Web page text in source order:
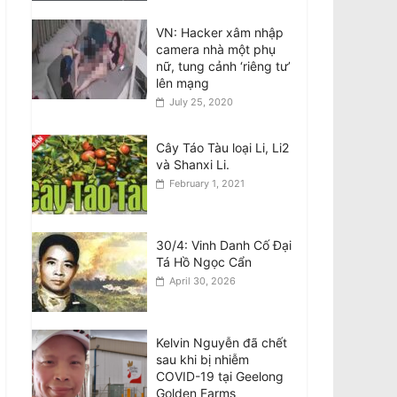
Bài Phản Biện Về Thông
Báo ngày 7/8 của Ô.
Nguyễn Quang Duy:
Sự Nguyện Biện Và
Hành Vi Vu Khống Hàm
August 8, 2026
Tân BCH CĐNVTD-VIC:
VN: Hacker xâm nhập
camera nhà một phụ
nữ, tung cảnh ‘riêng tư’
lên mạng
July 25, 2020
Cây Táo Tàu loại Li, Li2
và Shanxi Li.
February 1, 2021
30/4: Vinh Danh Cố Đại
Tá Hồ Ngọc Cẩn
April 30, 2026
Kelvin Nguyễn đã chết
sau khi bị nhiễm
COVID-19 tại Geelong
Golden Farms